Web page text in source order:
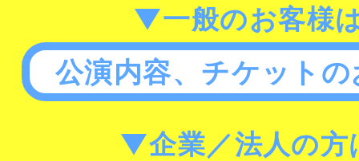
▼一般のお客様
公演内容、チケット
▼企業／法人の方